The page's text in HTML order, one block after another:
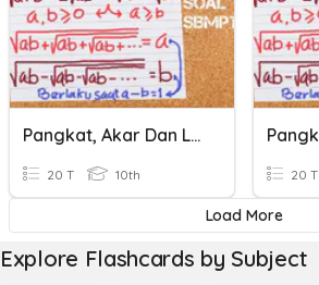
Pangkat, Akar Dan Logaritma
20 T 10th 20 T
Load More
Explore Flashcards by Subject